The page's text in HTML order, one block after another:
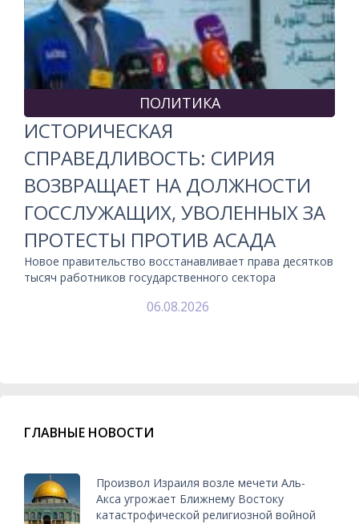
ПОЛИТИКА
ИСТОРИЧЕСКАЯ
СПРАВЕДЛИВОСТЬ: СИРИЯ
ВОЗВРАЩАЕТ НА ДОЛЖНОСТИ
ГОССЛУЖАЩИХ, УВОЛЕННЫХ ЗА
ПРОТЕСТЫ ПРОТИВ АСАДА
Новое правительство восстанавливает права десятков
тысяч работников государственного сектора
06.08.2026
ГЛАВНЫЕ НОВОСТИ
Произвол Израиля возле мечети Аль-
Акса угрожает Ближнему Востоку
катастрофической религиозной войной